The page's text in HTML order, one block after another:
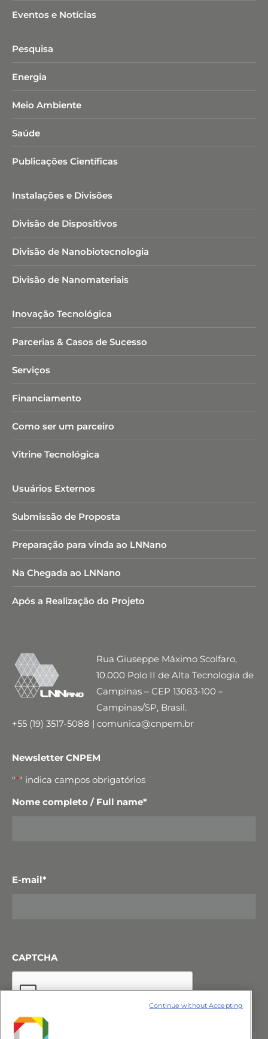
Eventos e Notícias
Pesquisa
Energia
Meio Ambiente
Saúde
Publicações Científicas
Instalações e Divisões
Divisão de Dispositivos
Divisão de Nanobiotecnologia​
Divisão de Nanomateriais
Inovação Tecnológica
Parcerias & Casos de Sucesso
Serviços
Financiamento
Como ser um parceiro
Vitrine Tecnológica
Usuários Externos
Submissão de Proposta
Preparação para vinda ao LNNano
Na Chegada ao LNNano
Após a Realização do Projeto
Rua Giuseppe Máximo Scolfaro,
10.000 Polo II de Alta Tecnologia de
Campinas – CEP 13083-100 –
Campinas/SP, Brasil.
+55 (19) 3517-5088 | comunica@cnpem.br
Newsletter CNPEM
"*" indica campos obrigatórios
Nome completo / Full name*
E-mail*
CAPTCHA
Continue without Accepting